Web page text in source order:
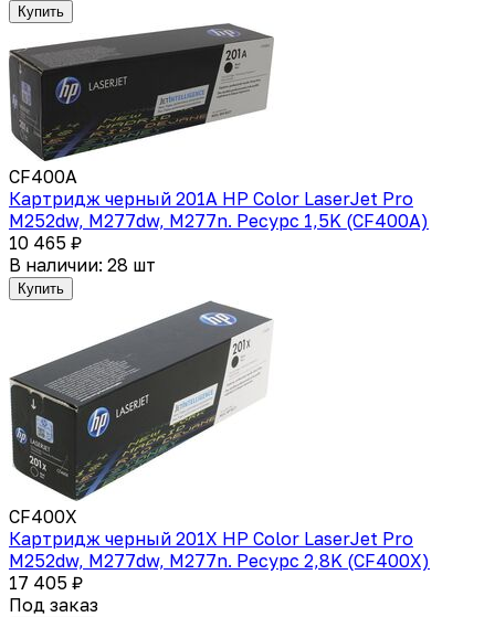
Купить
CF400A
Картридж черный 201A HP Color LaserJet Pro
M252dw, M277dw, M277n. Ресурс 1,5K (CF400A)
10 465 ₽
В наличии: 28 шт
Купить
CF400X
Картридж черный 201X HP Color LaserJet Pro
M252dw, M277dw, M277n. Ресурс 2,8K (CF400X)
17 405 ₽
Под заказ